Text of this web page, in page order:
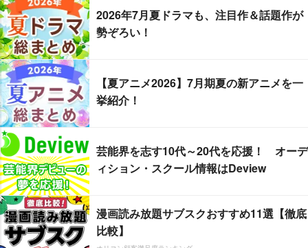
2026年7月夏ドラマも、注目作＆話題作が
勢ぞろい！
【夏アニメ2026】7月期夏の新アニメを一
挙紹介！
芸能界を志す10代～20代を応援！ オーデ
ィション・スクール情報はDeview
漫画読み放題サブスクおすすめ11選【徹底
比較】